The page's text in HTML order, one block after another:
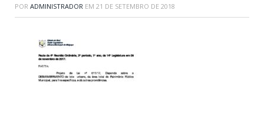
POR ADMINISTRADOR EM 21 DE SETEMBRO DE 2018